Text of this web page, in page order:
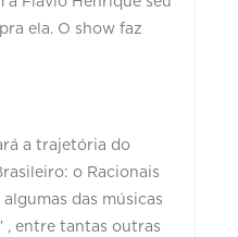
ela. O show faz
a trajetória do
o Racionais
das músicas
, entre tantas outras